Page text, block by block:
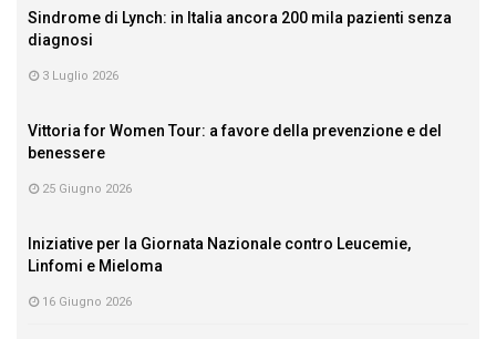
Sindrome di Lynch: in Italia ancora 200 mila pazienti senza
diagnosi
3 Luglio 2026
Vittoria for Women Tour: a favore della prevenzione e del
benessere
25 Giugno 2026
Iniziative per la Giornata Nazionale contro Leucemie,
Linfomi e Mieloma
16 Giugno 2026